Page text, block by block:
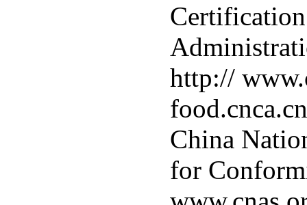
http://
food.cnca.cn
China
for